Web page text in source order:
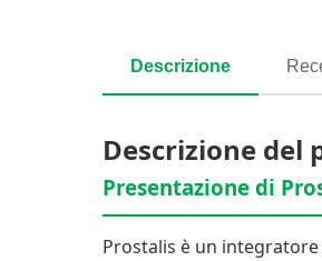
Descrizione
Descrizione del
Presentazione di
Prostalis è un